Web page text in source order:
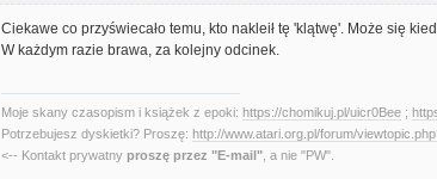
Ciekawe co przyświecało temu, kto nakleił tę 'klątwę'. Może się
W każdym razie brawa, za kolejny odcinek.
Moje skany czasopism i książek z epoki: https://chomikuj.pl/uicr0Bee ;
Potrzebujesz dyskietki? Proszę: http://www.atari.org.pl/forum/
<-- Kontakt prywatny proszę przez "E-mail" , a nie "PW".